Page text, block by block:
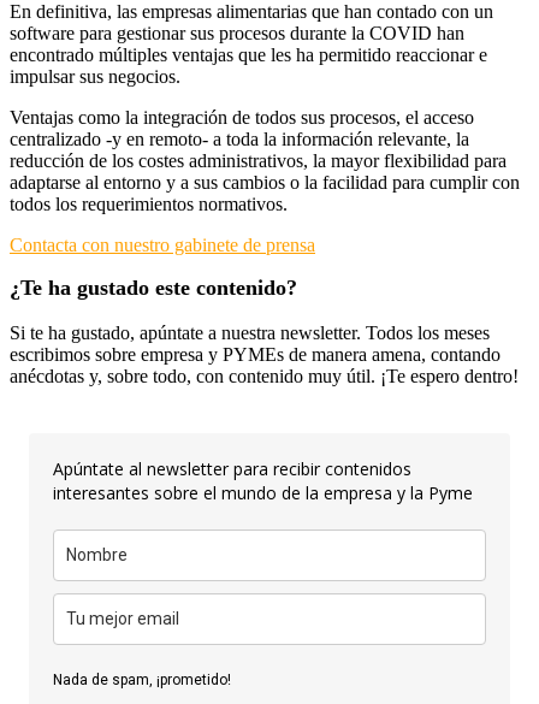
En definitiva, las empresas alimentarias que han contado con un
software para gestionar sus procesos durante la COVID han
encontrado múltiples ventajas que les ha permitido reaccionar e
impulsar sus negocios.
Ventajas como la integración de todos sus procesos, el acceso
centralizado -y en remoto- a toda la información relevante, la
reducción de los costes administrativos, la mayor flexibilidad para
adaptarse al entorno y a sus cambios o la facilidad para cumplir con
todos los requerimientos normativos.
Contacta con nuestro gabinete de prensa
¿Te ha gustado este contenido?
Si te ha gustado, apúntate a nuestra newsletter. Todos los meses
escribimos sobre empresa y PYMEs de manera amena, contando
anécdotas y, sobre todo, con contenido muy útil. ¡Te espero dentro!
Apúntate al newsletter para recibir contenidos
interesantes sobre el mundo de la empresa y la Pyme
Nada de spam, ¡prometido!